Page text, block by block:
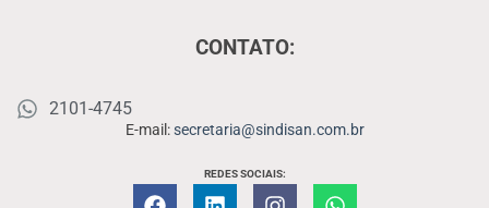
CONTATO:
2101-4745
E-mail:secretaria@sindisan.com.br
REDES SOCIAIS: